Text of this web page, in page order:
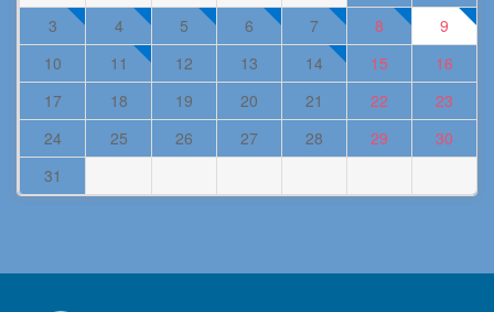
3
4 5 6 7 8
9
10
11 12 13 14 15
16
17
18 19 20 21 22
23
24
25 26 27 28 29
30
31